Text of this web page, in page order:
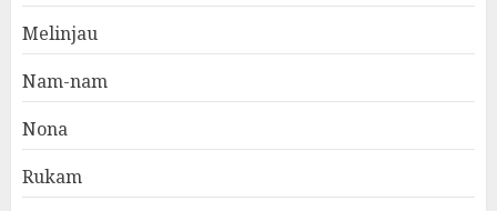
Melinjau
Nam-nam
Nona
Rukam